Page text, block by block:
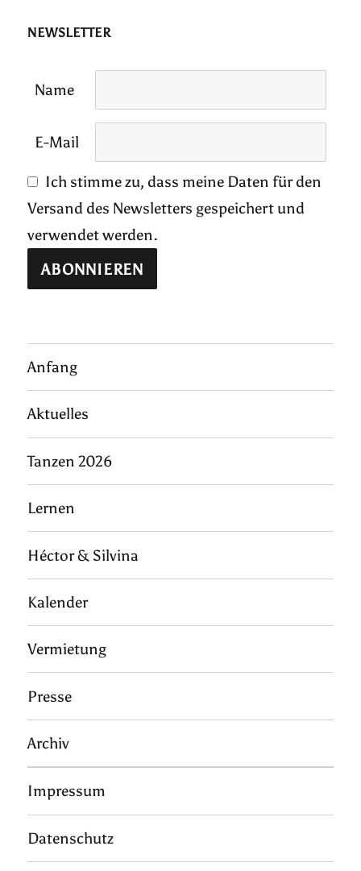
NEWSLETTER
Name
E-Mail
Ich stimme zu, dass meine Daten für den
Versand des Newsletters gespeichert und
verwendet werden.
Anfang
Aktuelles
Tanzen 2026
Lernen
Héctor & Silvina
Kalender
Vermietung
Presse
Archiv
Impressum
Datenschutz